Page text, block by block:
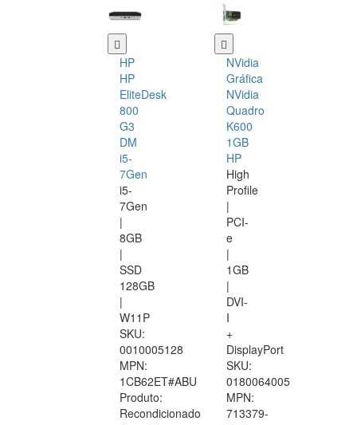
HP
HP
EliteDesk
800
G3
DM
i5-
7Gen
i5-
7Gen
|
8GB
|
SSD
128GB
|
W11P
SKU:
0010005128
MPN:
1CB62ET#ABU
Produto:
Recondicionado
NVidia
Gráfica
NVidia
Quadro
K600
1GB
HP
High
Profile
|
PCI-
e
|
1GB
|
DVI-
I
+
DisplayPort
SKU:
0180064005
MPN:
713379-